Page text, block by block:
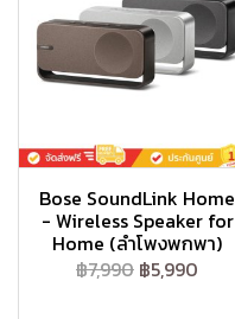
Bose SoundLink Home
- Wireless Speaker for
Home (ลำโพงพกพา)
฿7,990 ฿5,990